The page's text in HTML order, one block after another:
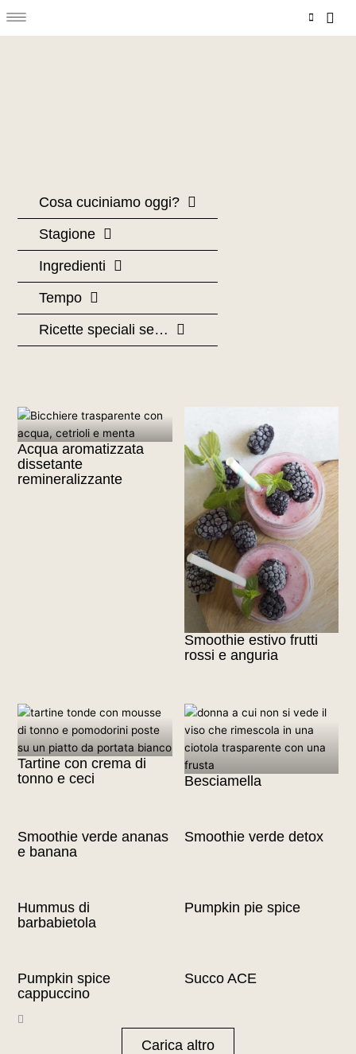
al
Menu
Cosa cuciniamo oggi?
Stagione
Ingredienti
Tempo
Ricette speciali se…
Acqua aromatizzata
dissetante
remineralizzante
Smoothie estivo frutti
rossi e anguria
Tartine con crema di
tonno e ceci
Besciamella
Smoothie verde ananas
e banana
Smoothie verde detox
Hummus di
barbabietola
Pumpkin pie spice
Pumpkin spice
cappuccino
Succo ACE
Carica altro